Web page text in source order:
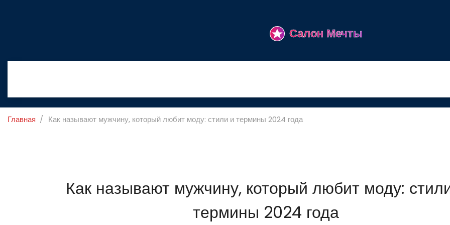
Главная Как называют мужчину, который любит моду: стили и термины 2024 года
Как называют мужчину, который любит моду:
термины 2024 года